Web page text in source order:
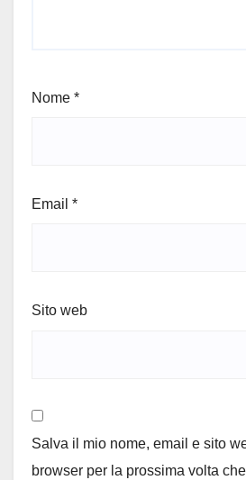
Nome *
Email *
Sito web
Salva il mio nome, email e sito
browser per la prossima volta